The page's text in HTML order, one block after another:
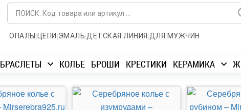
ОПАЛЫ | ЦЕПИ |ЭМАЛЬ|ДЕТСКАЯ ЛИНИЯ |ДЛЯ МУЖЧИН
БРАСЛЕТЫ КОЛЬЕ БРОШИ КРЕСТИКИ КЕРАМИКА